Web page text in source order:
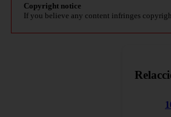
Copyright notice
If you believe any content infringes